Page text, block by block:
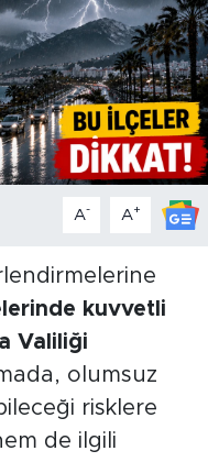
A- A+
kuvvetli
Valiliği
olumsuz
risklere
de ilgili